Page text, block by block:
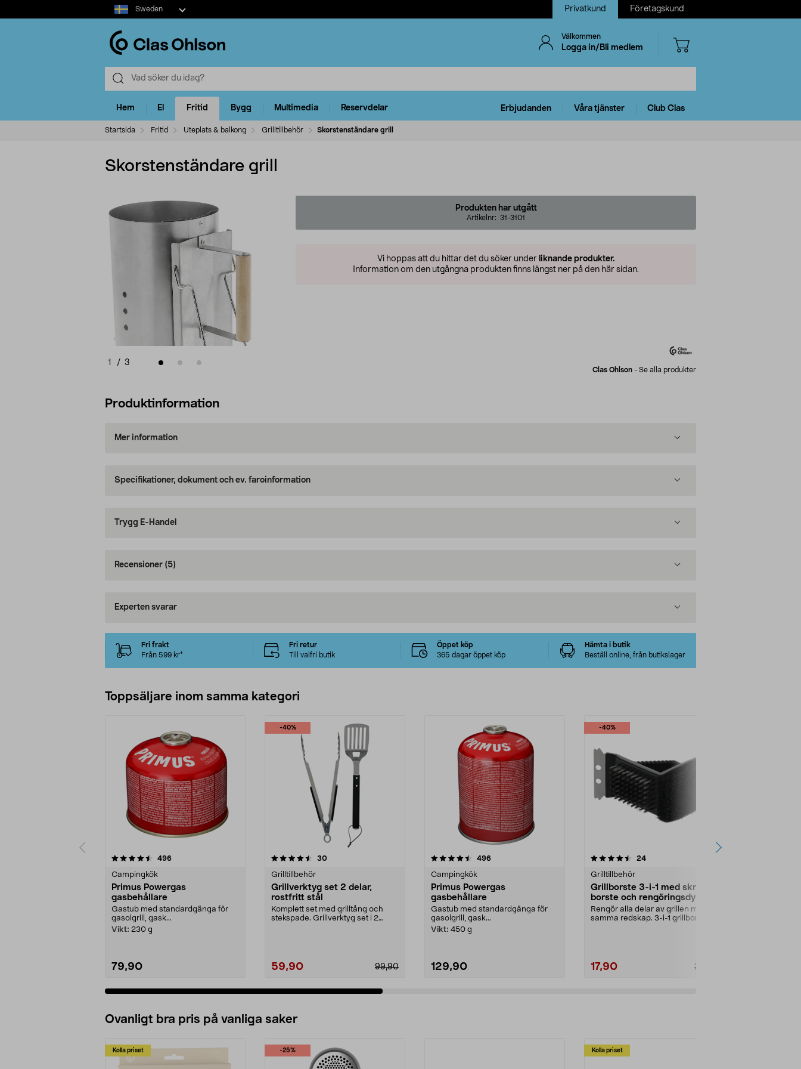
Select
market
Sweden Privatkund Företagskund
Välkommen
Logga in/Bli medlem
Hem El Fritid Bygg Multimedia Reservdelar Erbjudanden Våra tjänster Club Clas
Startsida Fritid Uteplats & balkong Grilltillbehör Skorstenständare grill
Skorstenständare grill
1 / 3
Produkten har utgått
Artikelnr: 31-3101
Vi hoppas att du hittar det du söker under liknande produkter.
Information om den utgångna produkten finns längst ner på den här sidan.
Clas Ohlson - Se alla produkter
Produktinformation
Mer information
Specifikationer, dokument och ev. faroinformation
Trygg E-Handel
Recensioner (5)
Experten svarar
Fri frakt
Från 599 kr*
Fri retur
Till valfri butik
Öppet köp
365 dagar öppet köp
Hämta i butik
Beställ online, från butikslager
Toppsäljare inom samma kategori
496recensioner
Campingkök
Primus Powergas
gasbehållare
Gastub med standardgänga för
gasolgrill, gask...
Vikt: 230 g
79,90
-40%
4.5 av 5 stjärnor 30recensioner
Grilltillbehör
Grillverktyg set 2 delar,
rostfritt stål
Komplett set med grilltång och
stekspade. Grillverktyg set i 2
59,90 99,90
4.5 av 5 stjärnor 496recensioner
Campingkök
Primus Powergas
gasbehållare
Gastub med standardgänga för
gasolgrill, gask...
Vikt: 450 g
129,90
-40%
4.5 av 5 stjärnor 24recensioner
Grilltillbehör
Grillborste 3-i-1 med skrapa,
borste och rengöringsdyna
Rengör alla delar av grillen med
samma redskap. 3-i-1 grillborste –
17,90 29,90
4.5 av 5 stjärnor
Ovanligt bra pris på vanliga saker
Kolla priset -25% Kolla priset